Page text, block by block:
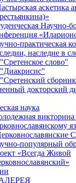
аскетика
Научно-
практическая
наследие в
слово"
докторский
наука
викторина
популярный
«Всегда Живой